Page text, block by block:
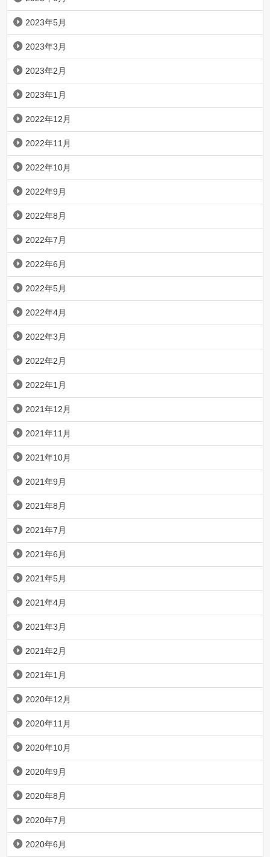
2023年5月
2023年3月
2023年2月
2023年1月
2022年12月
2022年11月
2022年10月
2022年9月
2022年8月
2022年7月
2022年6月
2022年5月
2022年4月
2022年3月
2022年2月
2022年1月
2021年12月
2021年11月
2021年10月
2021年9月
2021年8月
2021年7月
2021年6月
2021年5月
2021年4月
2021年3月
2021年2月
2021年1月
2020年12月
2020年11月
2020年10月
2020年9月
2020年8月
2020年7月
2020年6月